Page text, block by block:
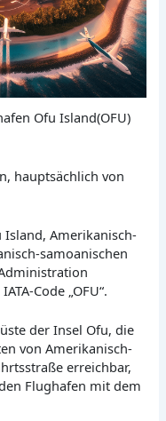
Ofu Island(OFU)
hauptsächlich von
Amerikanisch-
samoanischen
Code „OFU“.
der Insel Ofu, die
von Amerikanisch-
erreichbar,
Flughafen mit dem